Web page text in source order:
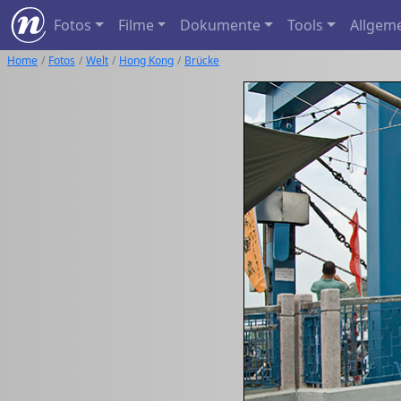
Fotos Filme Dokumente Tools
Home Fotos Welt Hong Kong Brücke